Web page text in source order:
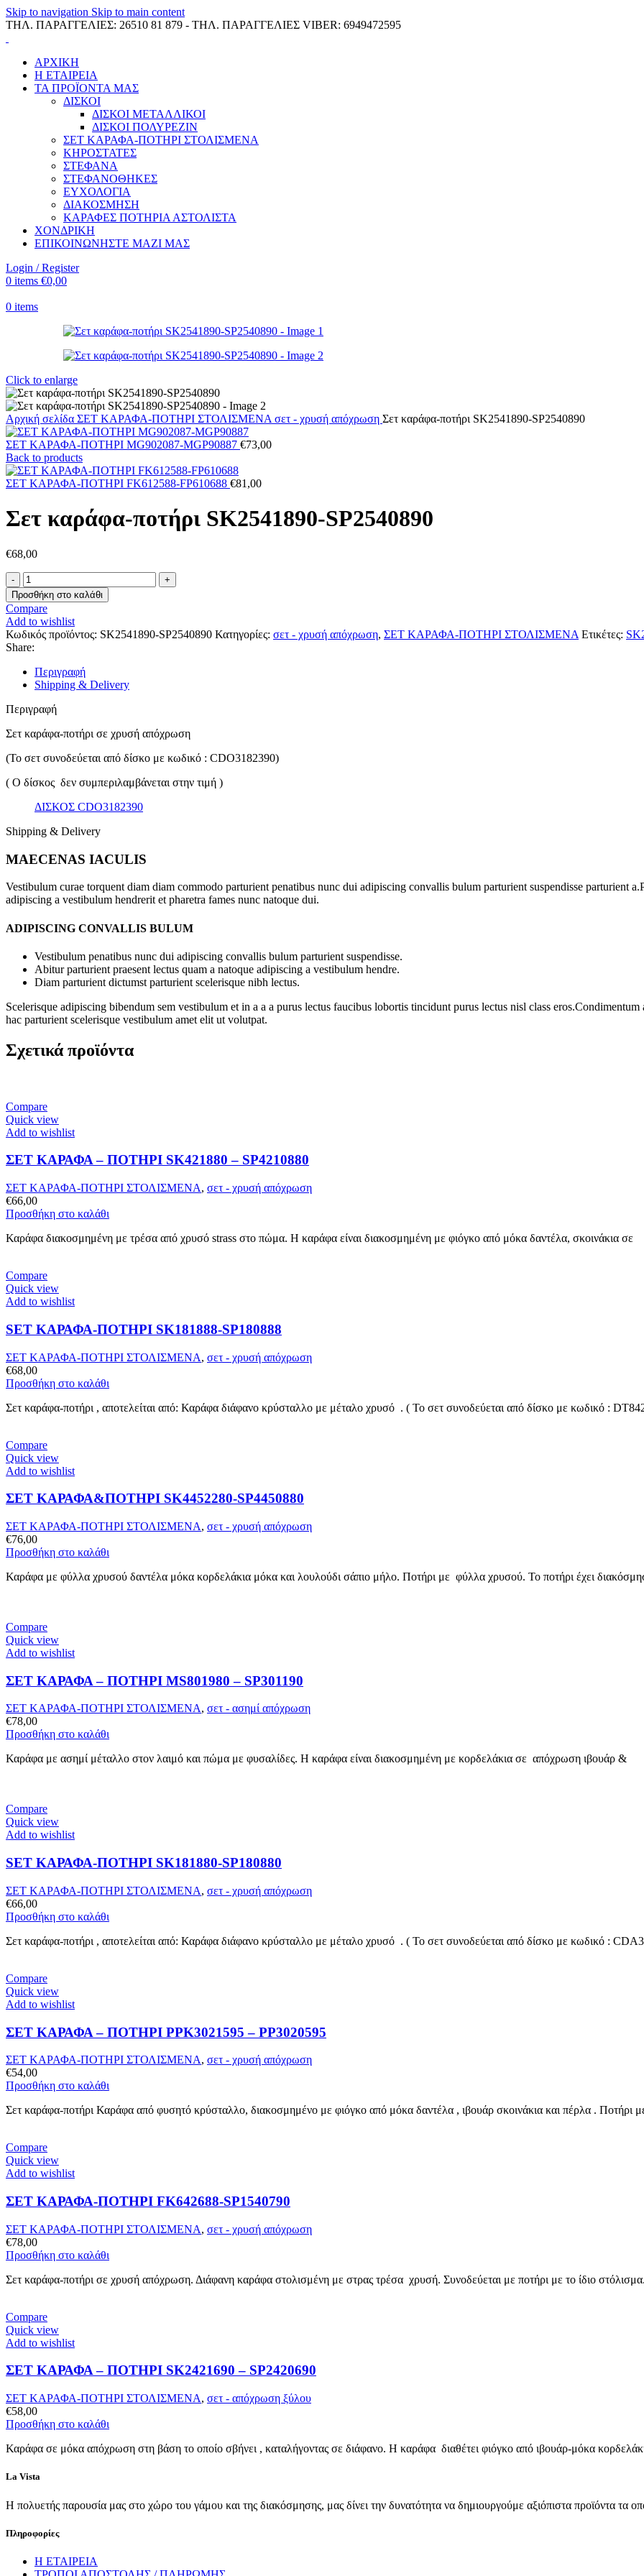
Skip to navigation Skip to main content
ΤΗΛ. ΠΑΡΑΓΓΕΛΙΕΣ: 26510 81 879 - ΤΗΛ. ΠΑΡΑΓΓΕΛΙΕΣ VIBER: 6949472595
ΑΡΧΙΚΗ
Η ΕΤΑΙΡΕΙΑ
ΤΑ ΠΡΟΪΟΝΤΑ ΜΑΣ
ΔΙΣΚΟΙ
ΔΙΣΚΟΙ ΜΕΤΑΛΛΙΚΟΙ
ΔΙΣΚΟΙ ΠΟΛΥΡΕΖΙΝ
ΣΕΤ ΚΑΡΑΦΑ-ΠΟΤΗΡΙ ΣΤΟΛΙΣΜΕΝΑ
ΚΗΡΟΣΤΑΤΕΣ
ΣΤΕΦΑΝΑ
ΣΤΕΦΑΝΟΘΗΚΕΣ
ΕΥΧΟΛΟΓΙΑ
ΔΙΑΚΟΣΜΗΣΗ
ΚΑΡΑΦΕΣ ΠΟΤΗΡΙΑ ΑΣΤΟΛΙΣΤΑ
ΧΟΝΔΡΙΚΗ
ΕΠΙΚΟΙΝΩΝΗΣΤΕ ΜΑΖΙ ΜΑΣ
Login / Register
0 items €0,00
0 items
Click to enlarge
Αρχική σελίδα ΣΕΤ ΚΑΡΑΦΑ-ΠΟΤΗΡΙ ΣΤΟΛΙΣΜΕΝΑ σετ - χρυσή απόχρωση Σετ καράφα-ποτήρι SK2541890-SP2540890
ΣΕΤ ΚΑΡΑΦΑ-ΠΟΤΗΡΙ MG902087-MGP90887 €73,00
Back to products
ΣΕΤ ΚΑΡΑΦΑ-ΠΟΤΗΡΙ FK612588-FP610688 €81,00
Σετ καράφα-ποτήρι SK2541890-SP2540890
€68,00
Σετ
καράφα-
ποτήρι
SK2541890-
SP2540890
ποσότητα
Προσθήκη στο καλάθι
Compare
Add to wishlist
Κωδικός προϊόντος: SK2541890-SP2540890 Κατηγορίες: σετ - χρυσή απόχρωση, ΣΕΤ ΚΑΡΑΦΑ-ΠΟΤΗΡΙ ΣΤΟΛΙΣΜΕΝΑ Ετικέτες:
Share:
Περιγραφή
Shipping & Delivery
Περιγραφή
Σετ καράφα-ποτήρι σε χρυσή απόχρωση
(Το σετ συνοδεύεται από δίσκο με κωδικό : CDO3182390)
( Ο δίσκος δεν συμπεριλαμβάνεται στην τιμή )
ΔΙΣΚΟΣ CDO3182390
Shipping & Delivery
MAECENAS IACULIS
Vestibulum curae torquent diam diam commodo parturient penatibus nunc dui adipiscing convallis bulum parturient suspendisse parturient
adipiscing a vestibulum hendrerit et pharetra fames nunc natoque dui.
ADIPISCING CONVALLIS BULUM
Vestibulum penatibus nunc dui adipiscing convallis bulum parturient suspendisse.
Abitur parturient praesent lectus quam a natoque adipiscing a vestibulum hendre.
Diam parturient dictumst parturient scelerisque nibh lectus.
Scelerisque adipiscing bibendum sem vestibulum et in a a a purus lectus faucibus lobortis tincidunt purus lectus nisl class
hac parturient scelerisque vestibulum amet elit ut volutpat.
Σχετικά προϊόντα
Compare
Quick view
Add to wishlist
ΣΕΤ ΚΑΡΑΦΑ – ΠΟΤΗΡΙ SK421880 – SP4210880
ΣΕΤ ΚΑΡΑΦΑ-ΠΟΤΗΡΙ ΣΤΟΛΙΣΜΕΝΑ, σετ - χρυσή απόχρωση
€66,00
Προσθήκη στο καλάθι
Καράφα διακοσμημένη με τρέσα από χρυσό strass στο πώμα. Η καράφα είναι διακοσμημένη με φιόγκο από μόκα δαντέλα, σκοινάκια σε
Compare
Quick view
Add to wishlist
SET ΚΑΡΑΦΑ-ΠΟΤΗΡΙ SK181888-SP180888
ΣΕΤ ΚΑΡΑΦΑ-ΠΟΤΗΡΙ ΣΤΟΛΙΣΜΕΝΑ, σετ - χρυσή απόχρωση
€68,00
Προσθήκη στο καλάθι
Σετ καράφα-ποτήρι , αποτελείται από: Καράφα διάφανο κρύσταλλο με μέταλο χρυσό . ( Το σετ συνοδεύεται από δίσκο με κωδικό :
Compare
Quick view
Add to wishlist
ΣΕΤ ΚΑΡΑΦΑ&ΠΟΤΗΡΙ SK4452280-SP4450880
ΣΕΤ ΚΑΡΑΦΑ-ΠΟΤΗΡΙ ΣΤΟΛΙΣΜΕΝΑ, σετ - χρυσή απόχρωση
€76,00
Προσθήκη στο καλάθι
Καράφα με φύλλα χρυσού δαντέλα μόκα κορδελάκια μόκα και λουλούδι σάπιο μήλο. Ποτήρι με φύλλα χρυσού. Το ποτήρι έχει
Compare
Quick view
Add to wishlist
ΣΕΤ ΚΑΡΑΦΑ – ΠΟΤHΡΙ MS801980 – SP301190
ΣΕΤ ΚΑΡΑΦΑ-ΠΟΤΗΡΙ ΣΤΟΛΙΣΜΕΝΑ, σετ - ασημί απόχρωση
€78,00
Προσθήκη στο καλάθι
Καράφα με ασημί μέταλλο στον λαιμό και πώμα με φυσαλίδες. Η καράφα είναι διακοσμημένη με κορδελάκια σε απόχρωση ιβουάρ &
Compare
Quick view
Add to wishlist
SET ΚΑΡΑΦΑ-ΠΟΤΗΡΙ SK181880-SP180880
ΣΕΤ ΚΑΡΑΦΑ-ΠΟΤΗΡΙ ΣΤΟΛΙΣΜΕΝΑ, σετ - χρυσή απόχρωση
€66,00
Προσθήκη στο καλάθι
Σετ καράφα-ποτήρι , αποτελείται από: Καράφα διάφανο κρύσταλλο με μέταλο χρυσό . ( Το σετ συνοδεύεται από δίσκο με κωδικό :
Compare
Quick view
Add to wishlist
ΣΕΤ ΚΑΡΑΦΑ – ΠΟΤHΡΙ PPK3021595 – PP3020595
ΣΕΤ ΚΑΡΑΦΑ-ΠΟΤΗΡΙ ΣΤΟΛΙΣΜΕΝΑ, σετ - χρυσή απόχρωση
€54,00
Προσθήκη στο καλάθι
Σετ καράφα-ποτήρι Καράφα από φυσητό κρύσταλλο, διακοσμημένο με φιόγκο από μόκα δαντέλα , ιβουάρ σκοινάκια και πέρλα . Ποτήρι
Compare
Quick view
Add to wishlist
ΣΕΤ ΚΑΡΑΦΑ-ΠΟΤΗΡΙ FK642688-SP1540790
ΣΕΤ ΚΑΡΑΦΑ-ΠΟΤΗΡΙ ΣΤΟΛΙΣΜΕΝΑ, σετ - χρυσή απόχρωση
€78,00
Προσθήκη στο καλάθι
Σετ καράφα-ποτήρι σε χρυσή απόχρωση. Διάφανη καράφα στολισμένη με στρας τρέσα χρυσή. Συνοδεύεται με ποτήρι με το ίδιο στόλισμα.
Compare
Quick view
Add to wishlist
ΣΕΤ ΚΑΡΑΦΑ – ΠΟΤΗΡΙ SK2421690 – SP2420690
ΣΕΤ ΚΑΡΑΦΑ-ΠΟΤΗΡΙ ΣΤΟΛΙΣΜΕΝΑ, σετ - απόχρωση ξύλου
€58,00
Προσθήκη στο καλάθι
Καράφα σε μόκα απόχρωση στη βάση το οποίο σβήνει , καταλήγοντας σε διάφανο. Η καράφα διαθέτει φιόγκο από ιβουάρ-μόκα
La Vista
Η πολυετής παρουσία μας στο χώρο του γάμου και της διακόσμησης, μας δίνει την δυνατότητα να δημιουργούμε αξιόπιστα προϊόντα τα
Πληροφορίες
Η ΕΤΑΙΡΕΙΑ